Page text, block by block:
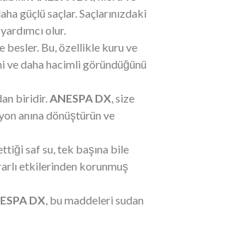
güçlü saçlar. Saçlarınızdaki
olur.
besler. Bu, özellikle kuru ve
ve daha hacimli göründüğünü
biridir.ANESPA DX, size
anına dönüştürün ve
saf su, tek başına bile
etkilerinden korunmuş
DX, bu maddeleri sudan